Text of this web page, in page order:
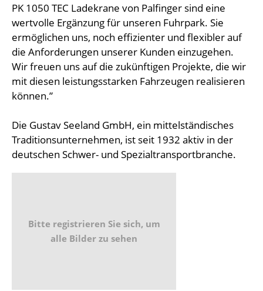
PK 1050 TEC Ladekrane von Palfinger sind eine
wertvolle Ergänzung für unseren Fuhrpark. Sie
ermöglichen uns, noch effizienter und flexibler auf
die Anforderungen unserer Kunden einzugehen.
Wir freuen uns auf die zukünftigen Projekte, die wir
mit diesen leistungsstarken Fahrzeugen realisieren
können.”
Die Gustav Seeland GmbH, ein mittelständisches
Traditionsunternehmen, ist seit 1932 aktiv in der
deutschen Schwer- und Spezialtransportbranche.
Bitte registrieren Sie sich, um
alle Bilder zu sehen